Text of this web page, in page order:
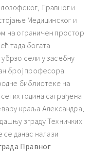
Правног и
Медицинског и
на ограничен простор
тада богата
сели у засебну
број професора
библиотеке на
година саграђена
краља Александра,
зграду Техничких
се данас налази
Правног